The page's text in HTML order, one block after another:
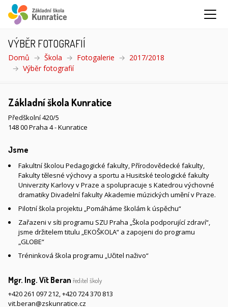
VÝBĚR FOTOGRAFIÍ
Domů Škola Fotogalerie
2017/2018
Výběr fotografií(aktuální)
Základní škola Kunratice
Předškolní 420/5
148 00 Praha 4 - Kunratice
Jsme
Fakultní školou Pedagogické fakulty, Přírodovědecké fakulty,
Fakulty tělesné výchovy a sportu a Husitské teologické fakulty
Univerzity Karlovy v Praze a spolupracuje s Katedrou výchovné
dramatiky Divadelní fakulty Akademie múzických umění v Praze.
Pilotní škola projektu „Pomáháme školám k úspěchu“
Zařazeni v síti programu SZU Praha „Škola podporující zdraví“,
jsme držitelem titulu „EKOŠKOLA“ a zapojeni do programu
„GLOBE“
Tréninková škola programu „Učitel naživo“
Mgr. Ing. Vít Beran ředitel školy
+420 261 097 212,+420 724 370 813
vit.beran@zskunratice.cz